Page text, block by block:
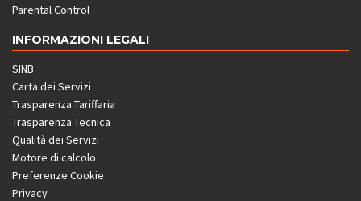
Parental Control
INFORMAZIONI LEGALI
SINB
Carta dei Servizi
Trasparenza Tariffaria
Trasparenza Tecnica
Qualità dei Servizi
Motore di calcolo
Preferenze Cookie
Privacy